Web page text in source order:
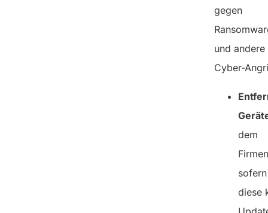
gegen
und andere
Cyber-
dem
diese